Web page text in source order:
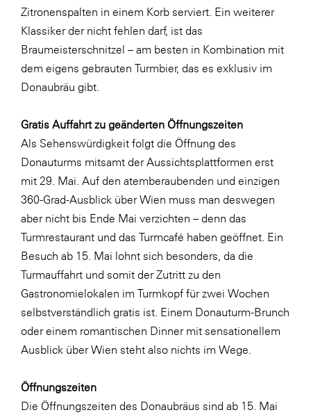
Zitronenspalten in einem Korb serviert. Ein weiterer
Klassiker der nicht fehlen darf, ist das
Braumeisterschnitzel – am besten in Kombination mit
dem eigens gebrauten Turmbier, das es exklusiv im
Donaubräu gibt.
Gratis Auffahrt zu geänderten Öffnungszeiten
Als Sehenswürdigkeit folgt die Öffnung des
Donauturms mitsamt der Aussichtsplattformen erst
mit 29. Mai. Auf den atemberaubenden und einzigen
360-Grad-Ausblick über Wien muss man deswegen
aber nicht bis Ende Mai verzichten – denn das
Turmrestaurant und das Turmcafé haben geöffnet. Ein
Besuch ab 15. Mai lohnt sich besonders, da die
Turmauffahrt und somit der Zutritt zu den
Gastronomielokalen im Turmkopf für zwei Wochen
selbstverständlich gratis ist. Einem Donauturm-Brunch
oder einem romantischen Dinner mit sensationellem
Ausblick über Wien steht also nichts im Wege.
Öffnungszeiten
Die Öffnungszeiten des Donaubräus sind ab 15. Mai